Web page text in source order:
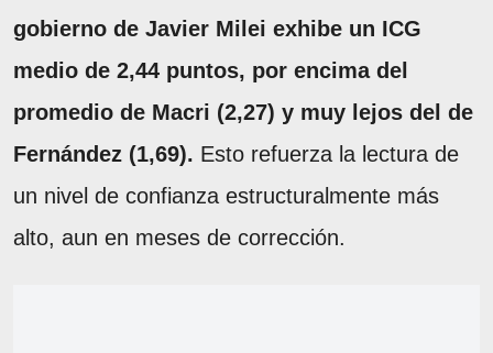
gobierno de Javier Milei exhibe un ICG
medio de 2,44 puntos, por encima del
promedio de Macri (2,27) y muy lejos del de
Fernández (1,69). Esto refuerza la lectura de
un nivel de confianza estructuralmente más
alto, aun en meses de corrección.